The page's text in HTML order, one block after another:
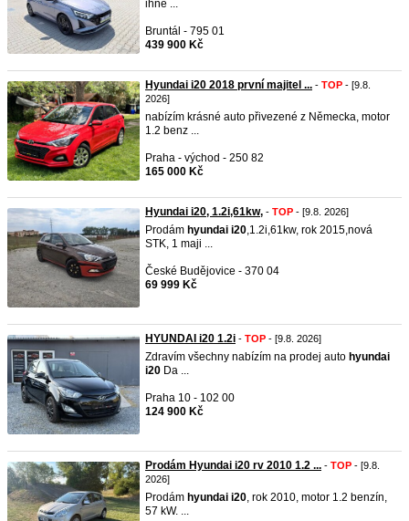
ihne ...
Bruntál - 795 01
439 900 Kč
Hyundai i20 2018 první majitel ... - TOP - [9.8.
2026]
nabízím krásné auto přivezené z Německa, motor
1.2 benz ...
Praha - východ - 250 82
165 000 Kč
Hyundai i20, 1.2i,61kw, - TOP - [9.8. 2026]
Prodám hyundai i20,1.2i,61kw, rok 2015,nová
STK, 1 maji ...
České Budějovice - 370 04
69 999 Kč
HYUNDAI i20 1.2i - TOP - [9.8. 2026]
Zdravím všechny nabízím na prodej auto hyundai
i20 Da ...
Praha 10 - 102 00
124 900 Kč
Prodám Hyundai i20 rv 2010 1.2 ... - TOP - [9.8.
2026]
Prodám hyundai i20, rok 2010, motor 1.2 benzín,
57 kW. ...